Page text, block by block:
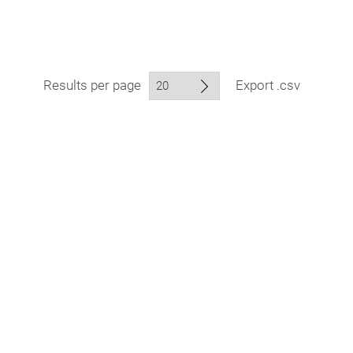
Results per page Export .csv